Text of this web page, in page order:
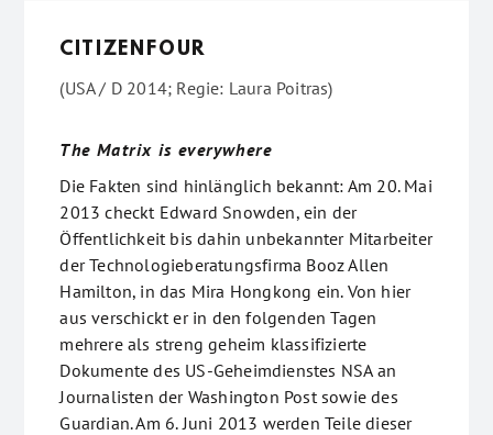
CITIZENFOUR
(USA / D 2014; Regie: Laura Poitras)
The Matrix is everywhere
Die Fakten sind hinlänglich bekannt: Am 20. Mai
2013 checkt Edward Snowden, ein der
Öffentlichkeit bis dahin unbekannter Mitarbeiter
der Technologieberatungsfirma Booz Allen
Hamilton, in das Mira Hongkong ein. Von hier
aus verschickt er in den folgenden Tagen
mehrere als streng geheim klassifizierte
Dokumente des US-Geheimdienstes NSA an
Journalisten der Washington Post sowie des
Guardian. Am 6. Juni 2013 werden Teile dieser